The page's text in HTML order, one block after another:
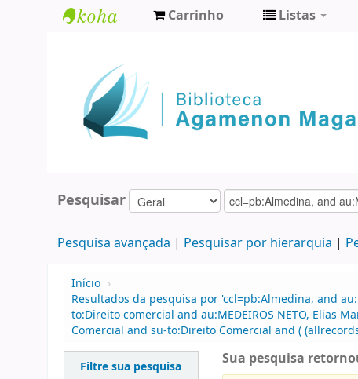
Agamenon
Magalhães
Carrinho Listas
Pesquisar
Pesquisa avançada Pesquisar por hierarquia
Início ›
Resultados da pesquisa por 'ccl=pb:Almedina, and
to:Direito comercial and au:MEDEIROS NETO, Elias
Comercial and su-to:Direito Comercial and (
Filtre sua pesquisa
Sua pesquisa